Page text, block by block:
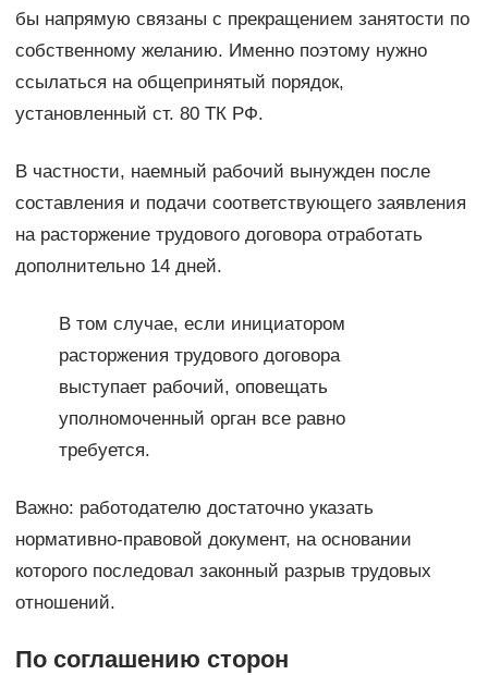
бы напрямую связаны с прекращением занятости по
собственному желанию. Именно поэтому нужно
ссылаться на общепринятый порядок,
установленный ст. 80 ТК РФ.
В частности, наемный рабочий вынужден после
составления и подачи соответствующего заявления
на расторжение трудового договора отработать
дополнительно 14 дней.
В том случае, если инициатором
расторжения трудового договора
выступает рабочий, оповещать
уполномоченный орган все равно
требуется.
Важно: работодателю достаточно указать
нормативно-правовой документ, на основании
которого последовал законный разрыв трудовых
отношений.
По соглашению сторон